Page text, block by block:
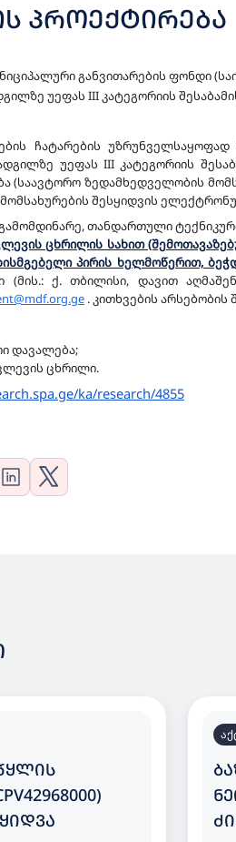
ᲞᲠᲝᲔᲥᲢᲘᲠᲔᲑᲐ
განვითარების ფონდი
უეფას III კატეგორიის
ჩატარების
უეფას III კატეგორიის
(საავტორო ზედამხედველობის
შესყიდვის
თანდართული
ცხრილის სახით
პირის ხელმოწერით,
(მის.: ქ. თბილისი, დავით
. კითხვების
დავალება;
ცხრილი.
ka/research/4855